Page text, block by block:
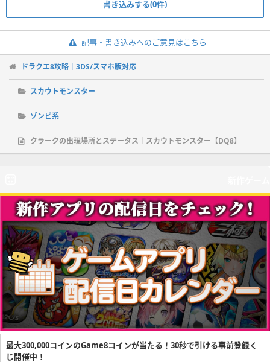
書き込みする(0件)
記事・書き込みへのご意見はこちら
ドラクエ8攻略｜3DS/スマホ版対応
スカウトモンスター
ゾンビ系
クラークの出現場所とステータス｜スカウトモンスター【DQ8】
最大300,000コインのGame8コインが当たる！30秒で引ける事前登録く
じ開催中！